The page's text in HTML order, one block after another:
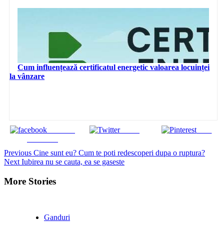
Cum influențează certificatul energetic valoarea locuinței
la vânzare
Tweet Save
Continue
Reading
Previous Cine sunt eu? Cum te poti redescoperi dupa o ruptura?
Next Iubirea nu se cauta, ea se gaseste
More Stories
Ganduri